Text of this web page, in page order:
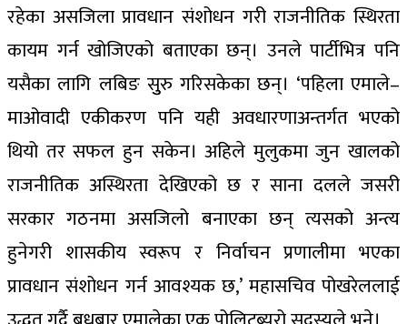
रहेका असजिला प्रावधान संशोधन गरी राजनीतिक स्थिरता
कायम गर्न खोजिएको बताएका छन्। उनले पार्टीभित्र पनि
यसैका लागि लबिङ सुुरु गरिसकेका छन्। ‘पहिला एमाले–
माओवादी एकीकरण पनि यही अवधारणाअन्तर्गत भएको
थियो तर सफल हुन सकेन। अहिले मुलुकमा जुन खालको
राजनीतिक अस्थिरता देखिएको छ र साना दलले जसरी
सरकार गठनमा असजिलो बनाएका छन् त्यसको अन्त्य
हुनेगरी शासकीय स्वरूप र निर्वाचन प्रणालीमा भएका
प्रावधान संशोधन गर्न आवश्यक छ,’ महासचिव पोखरेललाई